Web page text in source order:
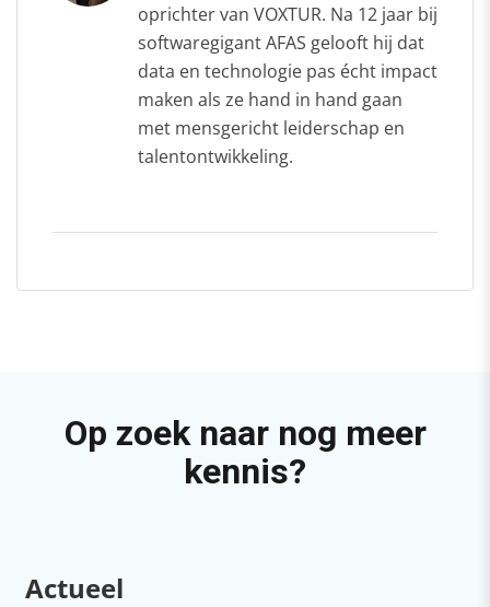
oprichter van VOXTUR. Na 12 jaar bij
softwaregigant AFAS gelooft hij dat
data en technologie pas écht impact
maken als ze hand in hand gaan
met mensgericht leiderschap en
talentontwikkeling.
Op zoek naar nog meer
kennis?
Actueel